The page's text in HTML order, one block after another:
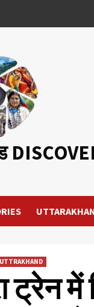
UTTRAKHAND
ट्रेन